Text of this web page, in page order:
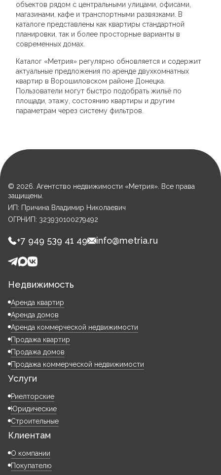
объектов рядом с центральными улицами, офисами,
магазинами, кафе и транспортными развязками. В
каталоге представлены как квартиры стандартной
планировки, так и более просторные варианты в
современных домах.
Каталог «Метрия» регулярно обновляется и содержит
актуальные предложения по аренде двухкомнатных
квартир в Ворошиловском районе Донецка.
Пользователи могут быстро подобрать жильё по
площади, этажу, состоянию квартиры и другим
параметрам через систему фильтров.
© 2026. Агентство недвижимости «Метрия». Все права
защищены.
ИП: Причина Владимир Николаевич
ОГРНИП: 323930100279492
+7 949 539 41 49 info@metria.ru
Недвижимость
Аренда квартир
Аренда домов
Аренда коммерческой недвижимости
Продажа квартир
Продажа домов
Продажа коммерческой недвижимости
Услуги
Риелторские
Юридические
Строительные
Клиентам
О компании
Покупателю